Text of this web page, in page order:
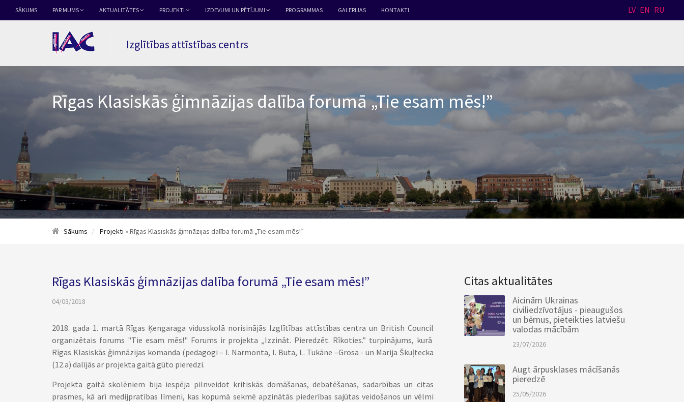
SĀKUMS PAR MUMS AKTUALITĀTES PROJEKTI IZDEVUMI UN PĒTĪJUMI PROGRAMMAS GALERIJAS KONTAKTI LV EN RU
Izglītības attīstības centrs
Rīgas Klasiskās ģimnāzijas dalība forumā „Tie esam mēs!”
Sākums Projekti » Rīgas Klasiskās ģimnāzijas dalība forumā „Tie esam mēs!”
Rīgas Klasiskās ģimnāzijas dalība forumā „Tie esam mēs!”
04/03/2018
2018. gada 1. martā Rīgas Ķengaraga vidusskolā norisinājās Izglītības attīstības centra un British Council
organizētais forums "Tie esam mēs!" Forums ir projekta „Izzināt. Pieredzēt. Rīkoties.” turpinājums, kurā
Rīgas Klasiskās ģimnāzijas komanda (pedagogi – I. Narmonta, I. Buta, L. Tukāne –Grosa - un Marija Škuļtecka
(12.a) dalījās ar projekta gaitā gūto pieredzi.
Projekta gaitā skolēniem bija iespēja pilnveidot kritiskās domāšanas, debatēšanas, sadarbības un citas
prasmes, kā arī medijpratības līmeni, kas kopumā sekmē apzinātās piederības sajūtas veidošanos un vēlmi
Citas aktualitātes
Aicinām Ukrainas
civiliedzīvotājus - pieaugušos
un bērnus, pieteikties latviešu
valodas mācībām
23/07/2026
Augt ārpusklases mācīšanās
pieredzē
25/05/2026